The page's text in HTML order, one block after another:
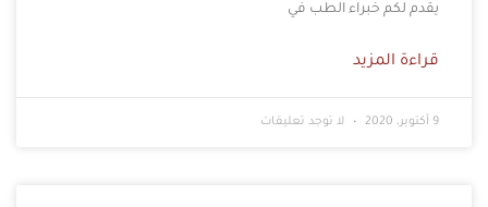
يقدم لكم خبراء الطب في
قراءة المزيد
9 أكتوبر، 2020 لا توجد تعليقات